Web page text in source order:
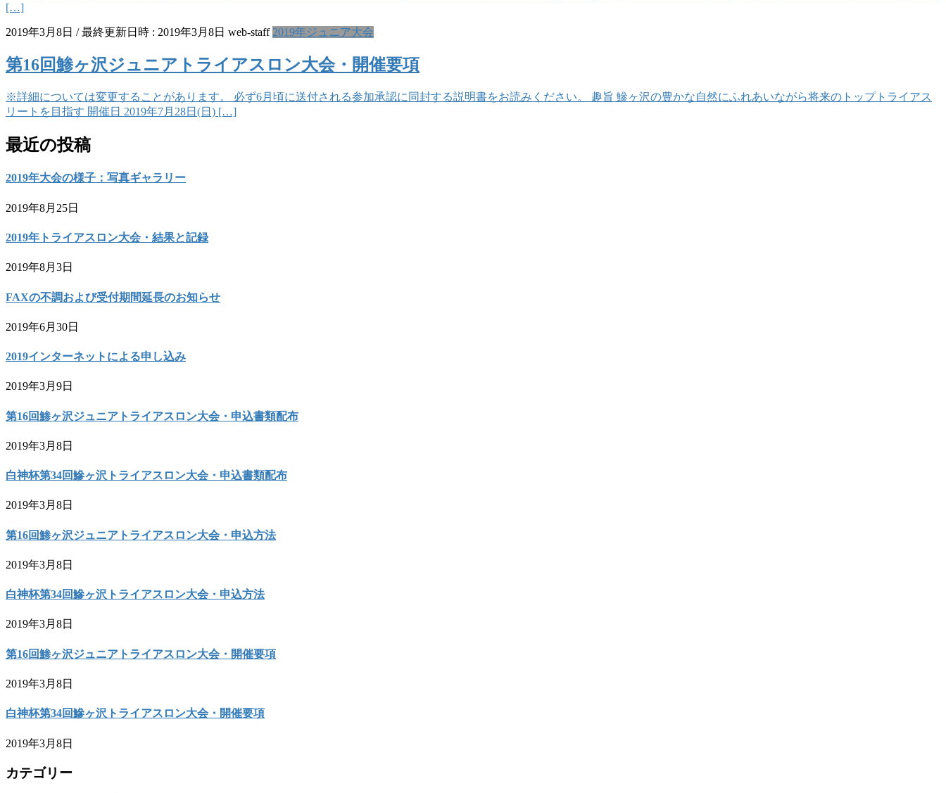
[…]
2019年3月8日 / 最終更新日時 : 2019年3月8日 web-staff 2019年ジュニア大会
第16回鯵ヶ沢ジュニアトライアスロン大会・開催要項
※詳細については変更することがあります。 必ず6月頃に送付される参加承認に同封する説明書をお読みください。 趣旨 鰺ヶ沢の豊かな自然にふれあいながら将来のトップトライアス
リートを目指す 開催日 2019年7月28日(日) […]
最近の投稿
2019年大会の様子：写真ギャラリー
2019年8月25日
2019年トライアスロン大会・結果と記録
2019年8月3日
FAXの不調および受付期間延長のお知らせ
2019年6月30日
2019インターネットによる申し込み
2019年3月9日
第16回鯵ヶ沢ジュニアトライアスロン大会・申込書類配布
2019年3月8日
白神杯第34回鰺ヶ沢トライアスロン大会・申込書類配布
2019年3月8日
第16回鯵ヶ沢ジュニアトライアスロン大会・申込方法
2019年3月8日
白神杯第34回鰺ヶ沢トライアスロン大会・申込方法
2019年3月8日
第16回鯵ヶ沢ジュニアトライアスロン大会・開催要項
2019年3月8日
白神杯第34回鰺ヶ沢トライアスロン大会・開催要項
2019年3月8日
カテゴリー